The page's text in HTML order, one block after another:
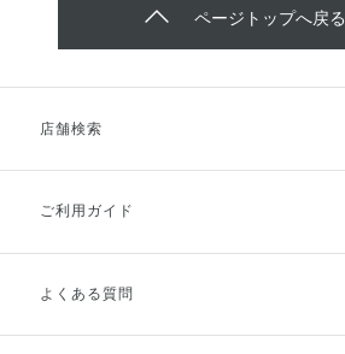
ページトップへ戻る
店舗検索
ご利用ガイド
ご利用ガイドトップ
よくある質問